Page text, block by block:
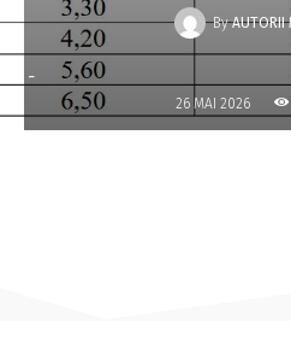
By AUTORII
-
26 MAI 2026